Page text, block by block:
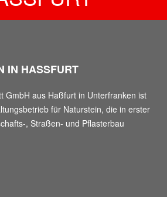
IN HASSFURT
GmbH aus Haßfurt in Unterfranken ist
für Naturstein, die in erster
, Straßen- und Pflasterbau